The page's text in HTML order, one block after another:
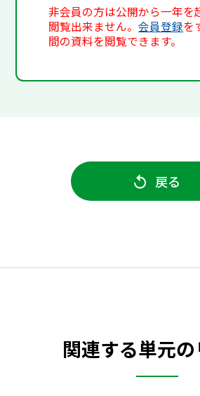
非会員の方は公開から一年を
閲覧出来ません。会員登録を
間の資料を閲覧できます。
戻る
関連する単元